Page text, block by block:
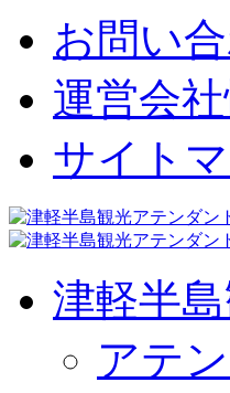
お問い
運営会
サイト
津軽半
アテ